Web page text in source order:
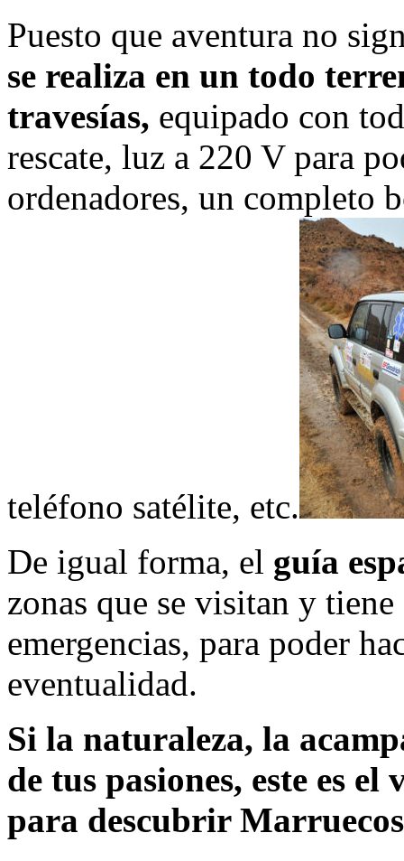
Puesto que aventura no
se realiza en un todo
travesías, equipado con
rescate, luz a 220 V para
ordenadores, un completo
teléfono satélite, etc.
De igual forma, el guía
zonas que se visitan y
emergencias, para poder
eventualidad.
Si la naturaleza, la
de tus pasiones, este es
para descubrir